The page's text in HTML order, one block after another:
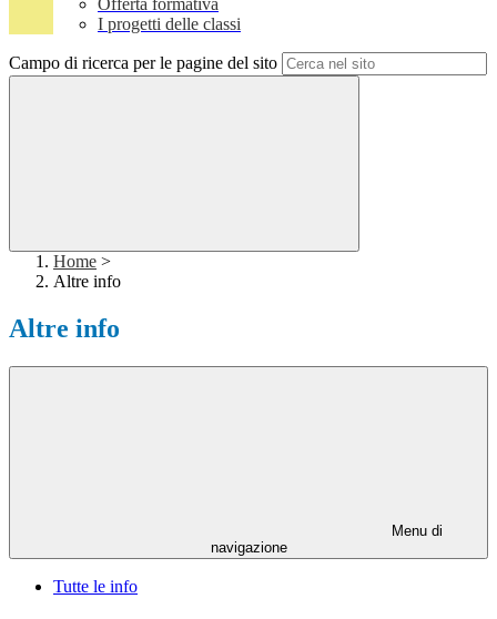
Offerta formativa
I progetti delle classi
Campo di ricerca per le pagine del sito
Home >
Altre info
Altre info
Menu di
navigazione
Tutte le info